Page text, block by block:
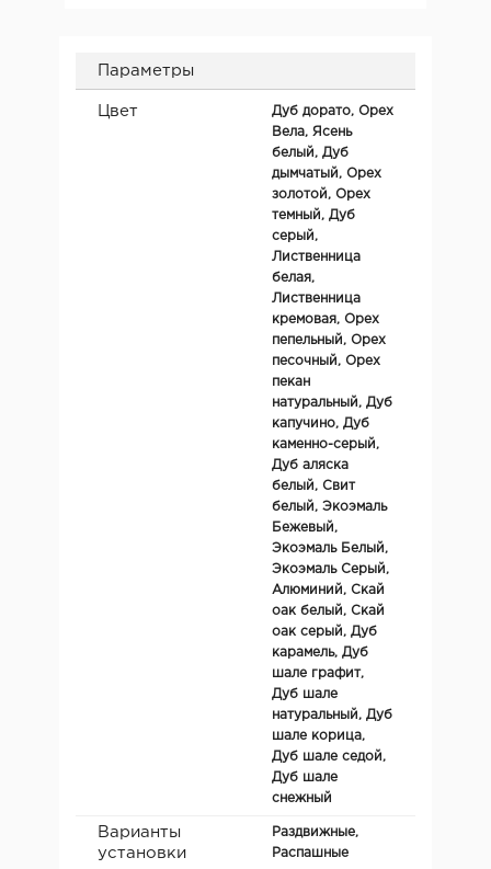
Параметры
Цвет
Дуб дорато, Орех
Вела, Ясень
белый, Дуб
дымчатый, Орех
золотой, Орех
темный, Дуб
серый,
Лиственница
белая,
Лиственница
кремовая, Орех
пепельный, Орех
песочный, Орех
пекан
натуральный, Дуб
капучино, Дуб
каменно-серый,
Дуб аляска
белый, Свит
белый, Экоэмаль
Бежевый,
Экоэмаль Белый,
Экоэмаль Серый,
Алюминий, Скай
оак белый, Скай
оак серый, Дуб
карамель, Дуб
шале графит,
Дуб шале
натуральный, Дуб
шале корица,
Дуб шале седой,
Дуб шале
снежный
Варианты
установки
Раздвижные,
Распашные